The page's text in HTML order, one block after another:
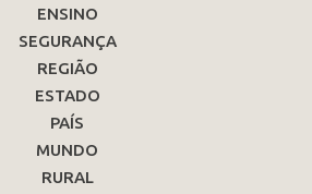
ENSINO
SEGURANÇA
REGIÃO
ESTADO
PAÍS
MUNDO
RURAL